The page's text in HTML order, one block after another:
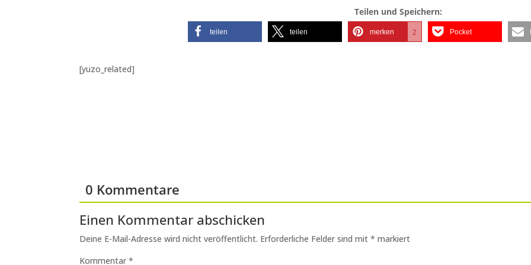
Teilen und Speichern:
teilen teilen merken 2 Pocket
[yuzo_related]
0 Kommentare
Einen Kommentar abschicken
Deine E-Mail-Adresse wird nicht veröffentlicht. Erforderliche Felder sind mit* markiert
Kommentar*